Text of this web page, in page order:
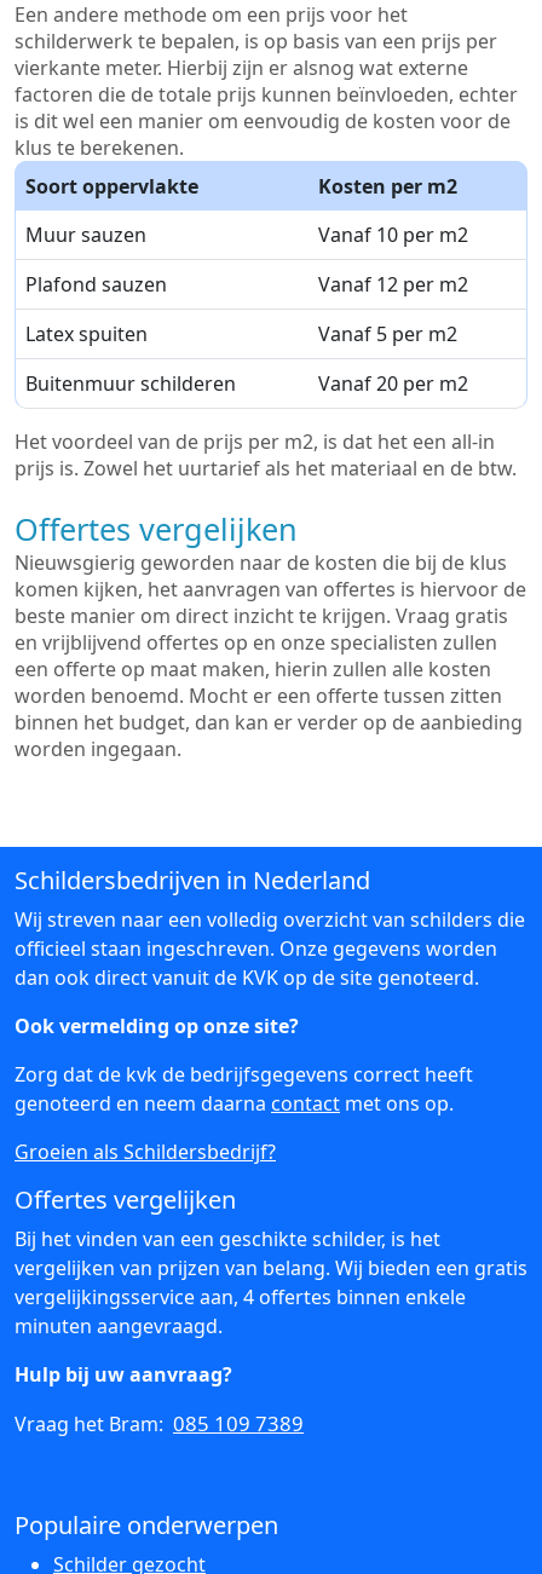
Een andere methode om een prijs voor het
schilderwerk te bepalen, is op basis van een prijs per
vierkante meter. Hierbij zijn er alsnog wat externe
factoren die de totale prijs kunnen beïnvloeden, echter
is dit wel een manier om eenvoudig de kosten voor de
klus te berekenen.
Soort oppervlakte
Kosten per m2
Muur sauzen
Vanaf 10 per m2
Plafond sauzen
Vanaf 12 per m2
Latex spuiten
Vanaf 5 per m2
Buitenmuur schilderen
Vanaf 20 per m2
Het voordeel van de prijs per m2, is dat het een all-in
prijs is. Zowel het uurtarief als het materiaal en de btw.
Offertes vergelijken
Nieuwsgierig geworden naar de kosten die bij de klus
komen kijken, het aanvragen van offertes is hiervoor de
beste manier om direct inzicht te krijgen. Vraag gratis
en vrijblijvend offertes op en onze specialisten zullen
een offerte op maat maken, hierin zullen alle kosten
worden benoemd. Mocht er een offerte tussen zitten
binnen het budget, dan kan er verder op de aanbieding
worden ingegaan.
Schildersbedrijven in Nederland
Wij streven naar een volledig overzicht van schilders die
officieel staan ingeschreven. Onze gegevens worden
dan ook direct vanuit de KVK op de site genoteerd.
Ook vermelding op onze site?
Zorg dat de kvk de bedrijfsgegevens correct heeft
genoteerd en neem daarna contact met ons op.
Groeien als Schildersbedrijf?
Offertes vergelijken
Bij het vinden van een geschikte schilder, is het
vergelijken van prijzen van belang. Wij bieden een gratis
vergelijkingsservice aan, 4 offertes binnen enkele
minuten aangevraagd.
Hulp bij uw aanvraag?
Vraag het Bram: 085 109 7389
Populaire onderwerpen
Schilder gezocht